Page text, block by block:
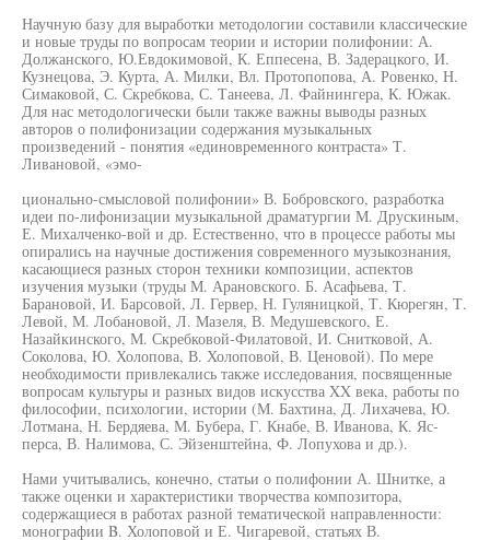
Научную базу для выработки методологии составили классические
и новые труды по вопросам теории и истории полифонии: А.
Должанского, Ю.Евдокимовой, К. Еппесена, В. Задерацкого, И.
Кузнецова, Э. Курта, А. Милки, Вл. Протопопова, А. Ровенко, Н.
Симаковой, С. Скребкова, С. Танеева, Л. Файнингера, К. Южак.
Для нас методологически были также важны выводы разных
авторов о полифонизации содержания музыкальных
произведений - понятия «единовременного контраста» Т.
Ливановой, «эмо-
ционально-смысловой полифонии» В. Бобровского, разработка
идеи по-лифонизации музыкальной драматургии М. Друскиным,
Е. Михалченко-вой и др. Естественно, что в процессе работы мы
опирались на научные достижения современного музыкознания,
касающиеся разных сторон техники композиции, аспектов
изучения музыки (труды М. Арановского. Б. Асафьева, Т.
Барановой, И. Барсовой, Л. Гервер, Н. Гуляницкой, Т. Кюрегян, Т.
Левой, М. Лобановой, Л. Мазеля, В. Медушевского, Е.
Назайкинского, М. Скребковой-Филатовой, И. Снитковой, А.
Соколова, Ю. Холопова, В. Холоповой, В. Ценовой). По мере
необходимости привлекались также исследования, посвященные
вопросам культуры и разных видов искусства XX века, работы по
философии, психологии, истории (М. Бахтина, Д. Лихачева, Ю.
Лотмана, Н. Бердяева, М. Бубера, Г. Кнабе, В. Иванова, К. Яс-
перса, В. Налимова, С. Эйзенштейна, Ф. Лопухова и др.).
Нами учитывались, конечно, статьи о полифонии А. Шнитке, а
также оценки и характеристики творчества композитора,
содержащиеся в работах разной тематической направленности:
монографии B. Холоповой и Е. Чигаревой, статьях В.